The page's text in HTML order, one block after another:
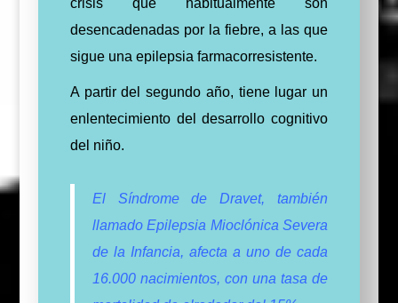
crisis que habitualmente son
desencadenadas por la fiebre, a las que
sigue una epilepsia farmacorresistente.
A partir del segundo año, tiene lugar un
enlentecimiento del desarrollo cognitivo
del niño.
El Síndrome de Dravet, también
llamado Epilepsia Mioclónica Severa
de la Infancia, afecta a uno de cada
16.000 nacimientos, con una tasa de